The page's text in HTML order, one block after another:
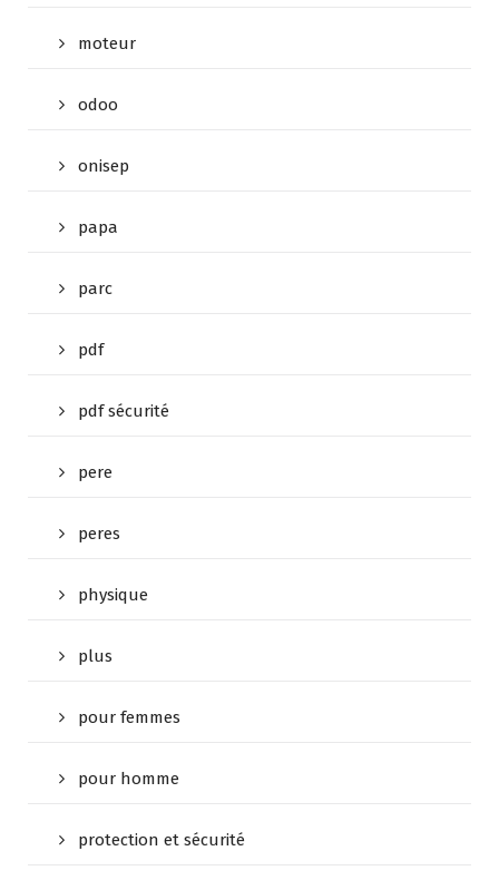
moteur
odoo
onisep
papa
parc
pdf
pdf sécurité
pere
peres
physique
plus
pour femmes
pour homme
protection et sécurité